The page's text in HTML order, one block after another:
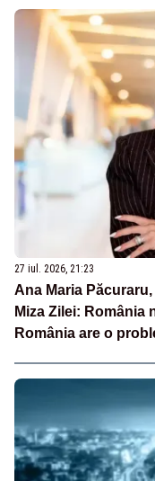
27 iul. 2026, 21:23
Ana Maria
Miza Zilei: România
România are o